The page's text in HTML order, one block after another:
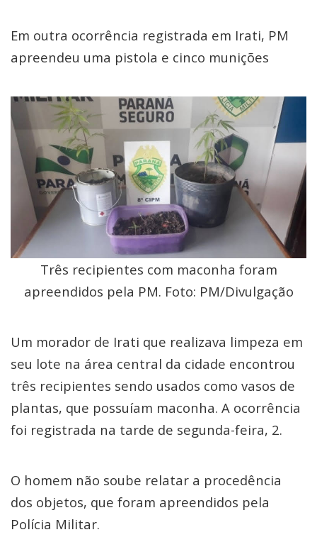
Em outra ocorrência registrada em Irati, PM
apreendeu uma pistola e cinco munições
Três recipientes com maconha foram
apreendidos pela PM. Foto: PM/Divulgação
Um morador de Irati que realizava limpeza em
seu lote na área central da cidade encontrou
três recipientes sendo usados como vasos de
plantas, que possuíam maconha. A ocorrência
foi registrada na tarde de segunda-feira, 2.
O homem não soube relatar a procedência
dos objetos, que foram apreendidos pela
Polícia Militar.